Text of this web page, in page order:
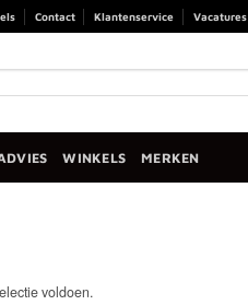
Contact Klantenservice Vacatures
WINKELS MERKEN
voldoen.